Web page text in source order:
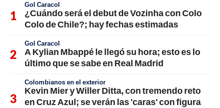
Gol Caracol
¿Cuándo será el debut de Vozinha con Colo
Colo de Chile?; hay fechas estimadas
Gol Caracol
A Kylian Mbappé le llegó su hora; esto es lo
último que se sabe en Real Madrid
Colombianos en el exterior
Kevin Mier y Willer Ditta, con tremendo reto
en Cruz Azul; se verán las 'caras' con figura